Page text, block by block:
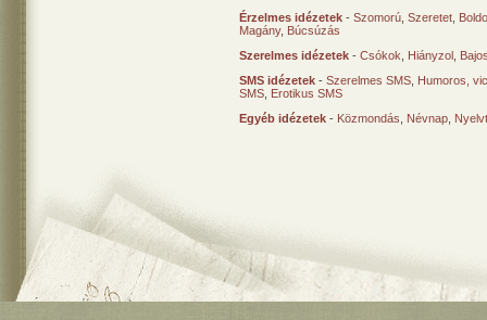
Érzelmes idézetek - Szomorú Szeretet
Magány, Búcsúzás
Szerelmes idézetek - Csókok Hiányzol
SMS idézetek - Szerelmes SMS Humoros,
SMS Erotikus SMS
Egyéb idézetek - Közmondás Névnap